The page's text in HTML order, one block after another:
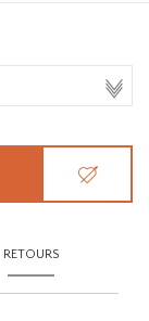
RETOURS